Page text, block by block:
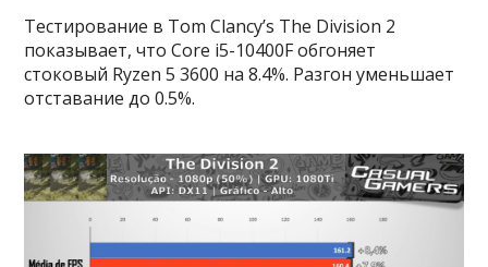
Тестирование в Tom Clancy’s The Division 2
показывает, что Core i5-10400F обгоняет
стоковый Ryzen 5 3600 на 8.4%. Разгон уменьшает
отставание до 0.5%.